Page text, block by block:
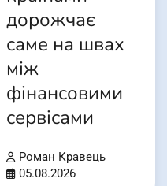
дорожчає
саме на швах
між
фінансовими
сервісами
Роман Кравець
05.08.2026